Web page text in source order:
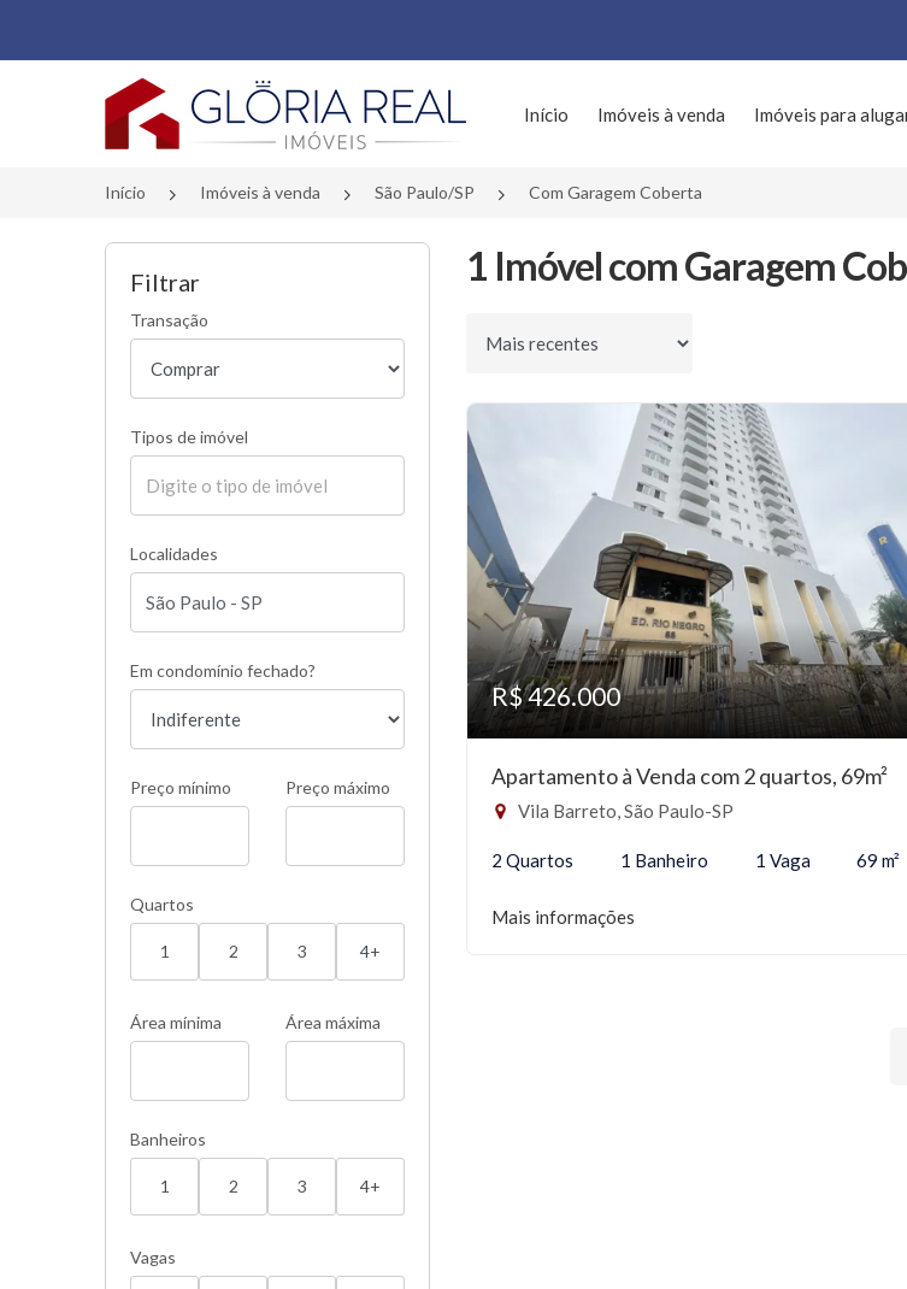
Página inicial
Início Imóveis à venda Imóveis para
Início Imóveis à venda São Paulo/SP Com Garagem Coberta
Filtrar
Transação
Tipos de imóvel
Localidades
Em condomínio fechado?
Preço mínimo Preço máximo
Quartos
1 2 3 4+
Área mínima Área máxima
Banheiros
1 2 3 4+
Vagas
1 Imóvel com Garagem
Ordenar por
R$ 426.000
Apartamento à Venda com 2 quartos, 69m²
Vila Barreto, São Paulo-SP
2 Quartos 1 Banheiro 1 Vaga 69 m²
Mais informações